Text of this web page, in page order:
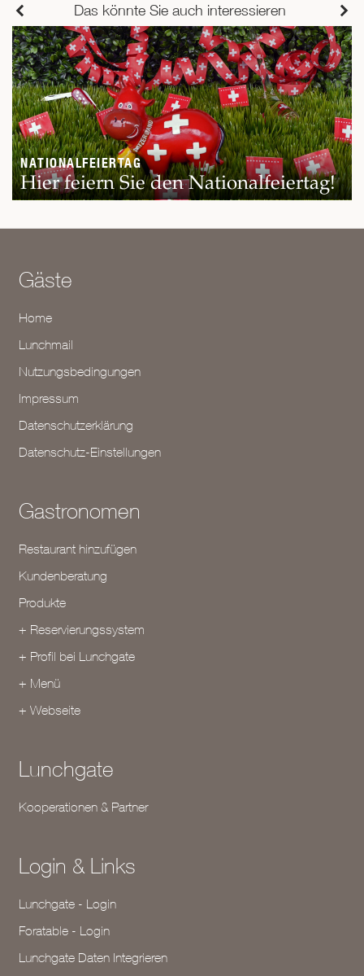
Das könnte Sie auch interessieren
NATIONALFEIERTAG
Hier feiern Sie den Nationalfeiertag!
Gäste
Home
Lunchmail
Nutzungsbedingungen
Impressum
Datenschutzerklärung
Datenschutz-Einstellungen
Gastronomen
Restaurant hinzufügen
Kundenberatung
Produkte
+ Reservierungssystem
+ Profil bei Lunchgate
+ Menü
+ Webseite
Lunchgate
Kooperationen & Partner
Login & Links
Lunchgate - Login
Foratable - Login
Lunchgate Daten Integrieren